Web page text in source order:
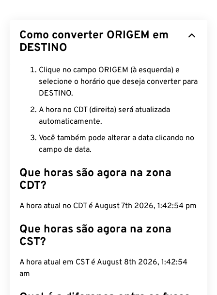
Como converter ORIGEM em
DESTINO
Clique no campo ORIGEM (à esquerda) e
selecione o horário que deseja converter para
DESTINO.
A hora no CDT (direita) será atualizada
automaticamente.
Você também pode alterar a data clicando no
campo de data.
Que horas são agora na zona
CDT?
A hora atual no CDT é August 7th 2026, 1:42:55 pm
Que horas são agora na zona
CST?
A hora atual em CST é August 8th 2026, 1:42:55
am